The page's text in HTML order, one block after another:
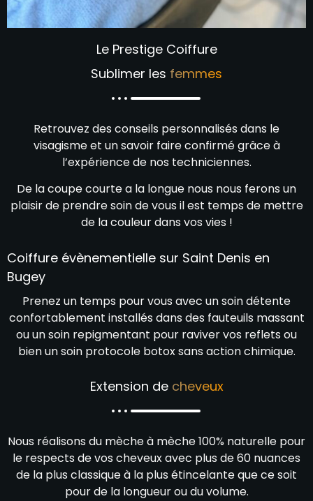
Le Prestige Coiffure
Sublimer les femmes
Retrouvez des conseils personnalisés dans le
visagisme et un savoir faire confirmé grâce à
l’expérience de nos techniciennes.
De la coupe courte a la longue nous nous ferons un
plaisir de prendre soin de vous il est temps de mettre
de la couleur dans vos vies !
Coiffure évènementielle sur Saint Denis en
Bugey
Prenez un temps pour vous avec un soin détente
confortablement installés dans des fauteuils massant
ou un soin repigmentant pour raviver vos reflets ou
bien un soin protocole botox sans action chimique.
Extension de cheveux
Nous réalisons du mèche à mèche 100% naturelle pour
le respects de vos cheveux avec plus de 60 nuances
de la plus classique à la plus étincelante que ce soit
pour de la longueur ou du volume.